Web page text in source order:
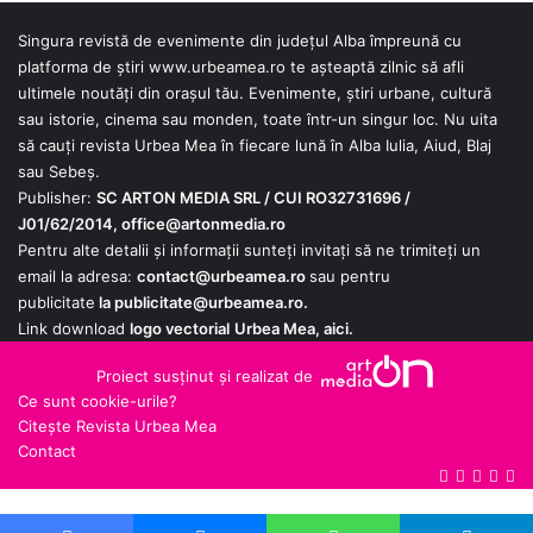
o
m
a
n
t
i
s
m
u
l
s
e
v
e
d
l
N
o
r
d
-
a
r
p
u
t
a
Singura revistă de evenimente din județul Alba împreună cu
platforma de știri www.urbeamea.ro te așteaptă zilnic să afli
ultimele noutăți din orașul tău. Evenimente, știri urbane, cultură
sau istorie, cinema sau monden, toate într-un singur loc. Nu uita
să cauți revista Urbea Mea în fiecare lună în Alba Iulia, Aiud, Blaj
sau Sebeș.
Publisher: SC ARTON MEDIA SRL / CUI RO32731696 /
J01/62/2014, office@artonmedia.ro
Pentru alte detalii și informații sunteți invitați să ne trimiteți un
email la adresa: contact@urbeamea.rosau pentru
publicitate lapublicitate@urbeamea.ro.
Link download logo vectorial Urbea Mea, aici.
Proiect susținut și realizat de
Ce sunt cookie-urile?
Citește Revista Urbea Mea
Contact
X
YouTube
Google